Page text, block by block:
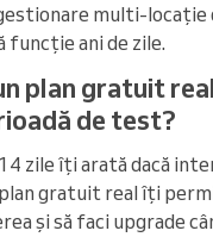
multi-locație
funcție ani de zile.
plan gratuit
de test?
zile îți arată dacă
gratuit real îți
și să faci upgrade